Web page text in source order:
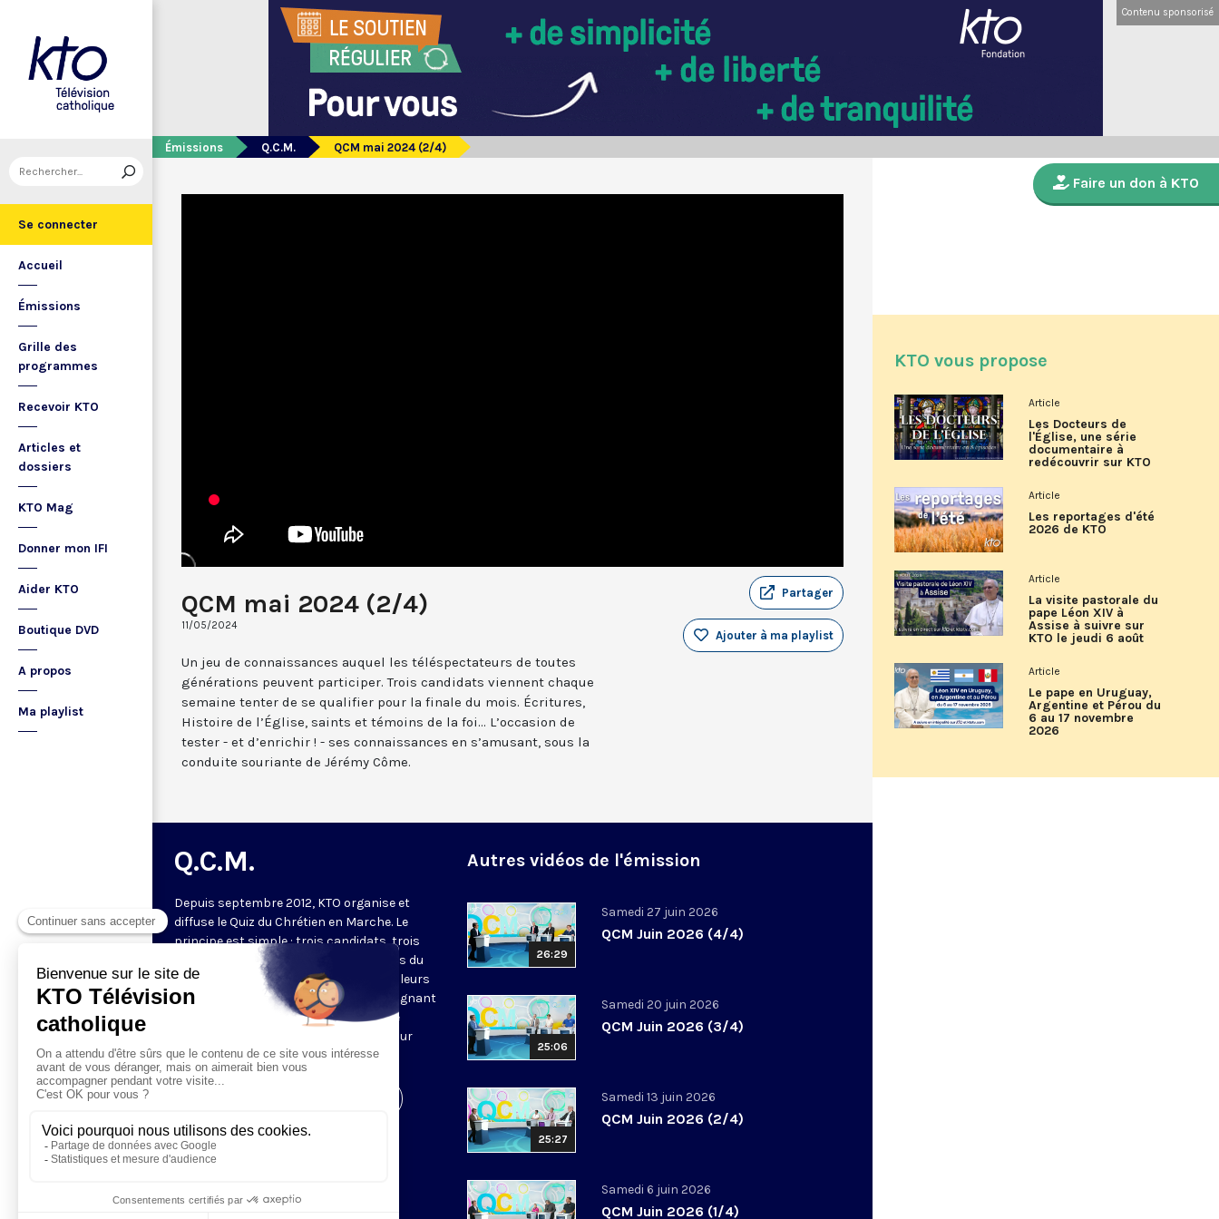
Se connecter
Accueil
Émissions
Grille des
programmes
Recevoir KTO
Articles et
dossiers
KTO Mag
Donner mon IFI
Aider KTO
Boutique DVD
A propos
Ma playlist
Contenu sponsorisé
Émissions Q.C.M. QCM mai 2024 (2/4)
QCM mai 2024 (2/4)
11/05/2024
Partager
Ajouter à ma playlist
Un jeu de connaissances auquel les téléspectateurs de toutes
générations peuvent participer. Trois candidats viennent chaque
semaine tenter de se qualifier pour la finale du mois. Écritures,
Histoire de l’Église, saints et témoins de la foi... L’occasion de
tester - et d’enrichir ! - ses connaissances en s’amusant, sous la
conduite souriante de Jérémy Côme.
Q.C.M.
Depuis septembre 2012, KTO organise et
diffuse le Quiz du Chrétien en Marche. Le
principe est simple : trois candidats, trois
manches. Les deux premières manches du
jeu permettent de choisir les deux meilleurs
candidats pour la manche finale. Le gagnant
de l'émission revient à la fin du mois se
confronter à deux autres gagnants pour
tenter de gagner le lot majeur.
Autres vidéos de l'émission
26:29
Samedi 27 juin 2026
QCM Juin 2026 (4/4)
25:06
Samedi 20 juin 2026
QCM Juin 2026 (3/4)
25:27
Samedi 13 juin 2026
QCM Juin 2026 (2/4)
Samedi 6 juin 2026
QCM Juin 2026 (1/4)
Faire un don à KTO
KTO vous propose
Article
Les Docteurs de
l'Église, une série
documentaire à
redécouvrir sur KTO
Article
Les reportages d'été
2026 de KTO
Article
La visite pastorale du
pape Léon XIV à
Assise à suivre sur
KTO le jeudi 6 août
Article
Le pape en Uruguay,
Argentine et Pérou du
6 au 17 novembre
2026